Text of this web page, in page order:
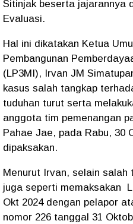
Sitinjak beserta jajarannya
Evaluasi.
Hal ini dikatakan Ketua
Pembangunan
(LP3MI), Irvan JM
kasus salah tangkap
tuduhan turut serta
anggota tim pemenangan
Pahae Jae, pada Rabu, 30
dipaksakan.
Menurut Irvan, selain salah
juga seperti memaksakan
Okt 2024 dengan pelapor
nomor 226 tanggal 31